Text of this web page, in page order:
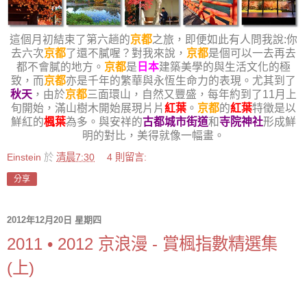
這個月初結束了第六趟的京都之旅，即便如此有人問我說:你
去六次京都了還不膩喔？對我來說， 京都是個可以一去再去
都不會膩的地方。 京都是 日本建築美學的與生活文化的極
致，而京都亦是千年的繁華與永恆生命力的表現。尤其到了
秋天 ，由於京都三面環山，自然又豐盛，每年約到了11月上
旬開始，滿山樹木開始展現片片 紅葉 。 京都的紅葉特徵是以
鮮紅的楓葉為多。與安祥的古都城市街道和寺院神社形成鮮
明的對比，美得就像一幅畫。
Einstein 於 清晨7:30 4 則留言:
分享
2012年12月20日 星期四
2011 • 2012 京浪漫 - 賞楓指數精選集
(上)